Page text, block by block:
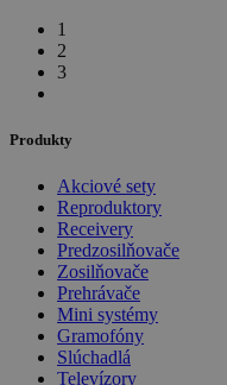
1
2
3
Produkty
Akciové sety
Reproduktory
Receivery
Predzosilňovače
Zosilňovače
Prehrávače
Mini systémy
Gramofóny
Slúchadlá
Televízory